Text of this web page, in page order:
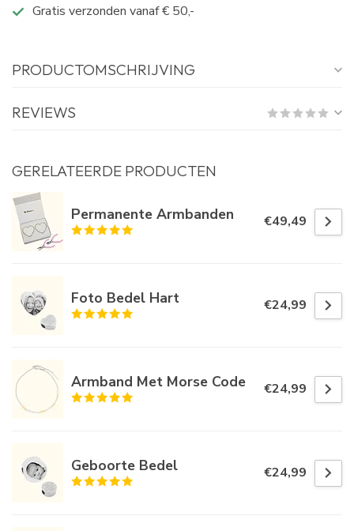
Gratis verzonden vanaf € 50,-
PRODUCTOMSCHRIJVING
REVIEWS
GERELATEERDE PRODUCTEN
Permanente Armbanden €49,49
Foto Bedel Hart €24,99
Armband Met Morse Code €24,99
Geboorte Bedel €24,99